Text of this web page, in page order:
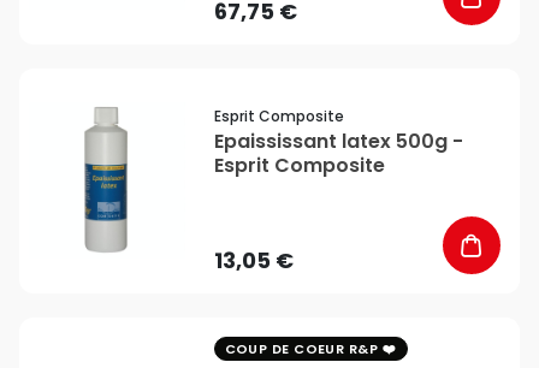
67,75 €
Esprit Composite
Epaississant latex 500g -
Esprit Composite
13,05 €
COUP DE COEUR R&P